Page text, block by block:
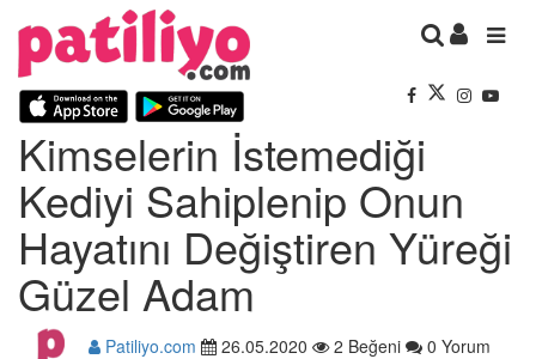
Kimselerin İstemediği
Kediyi Sahiplenip Onun
Hayatını Değiştiren Yüreği
Güzel Adam
Patiliyo.com 26.05.2020 2 Beğeni 0 Yorum